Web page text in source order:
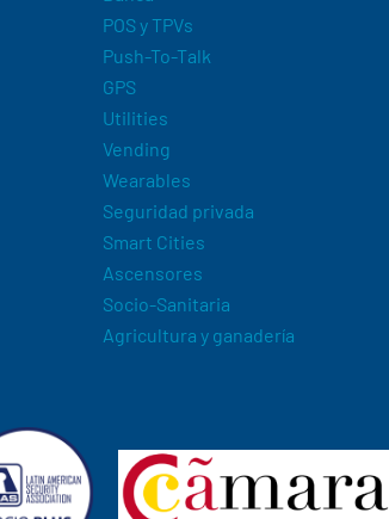
POS y TPVs
Push-To-Talk
GPS
Utilities
Vending
Wearables
Seguridad privada
Smart Cities
Ascensores
Socio-Sanitaria
Agricultura y ganadería